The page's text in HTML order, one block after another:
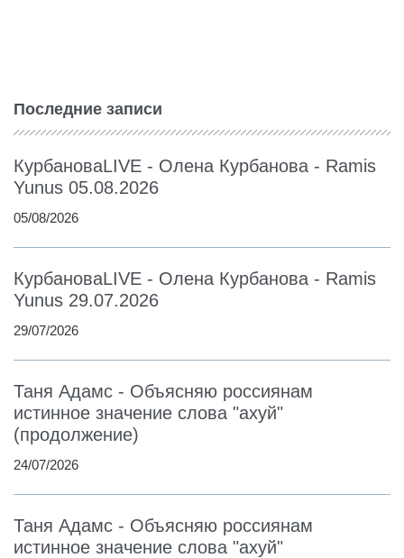
Последние записи
КурбановаLIVE - Олена Курбанова - Ramis
Yunus 05.08.2026
05/08/2026
КурбановаLIVE - Олена Курбанова - Ramis
Yunus 29.07.2026
29/07/2026
Таня Адамс - Объясняю россиянам
истинное значение слова "ахуй"
(продолжение)
24/07/2026
Таня Адамс - Объясняю россиянам
истинное значение слова "ахуй"